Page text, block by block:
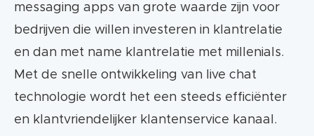
messaging apps van grote waarde zijn voor
bedrijven die willen investeren in klantrelatie
en dan met name klantrelatie met millenials.
Met de snelle ontwikkeling van live chat
technologie wordt het een steeds efficiënter
en klantvriendelijker klantenservice kanaal.